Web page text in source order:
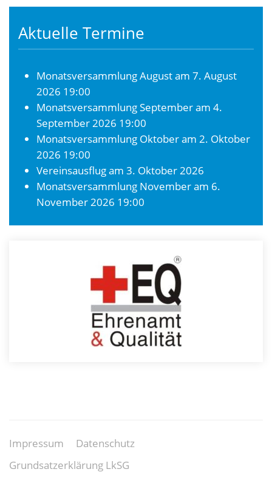
Aktuelle Termine
Monatsversammlung Augustam 7. August
2026 19:00
Monatsversammlung Septemberam 4.
September 2026 19:00
Monatsversammlung Oktoberam 2. Oktober
2026 19:00
Vereinsausflugam 3. Oktober 2026
Monatsversammlung Novemberam 6.
November 2026 19:00
Impressum
Datenschutz
Grundsatzerklärung LkSG